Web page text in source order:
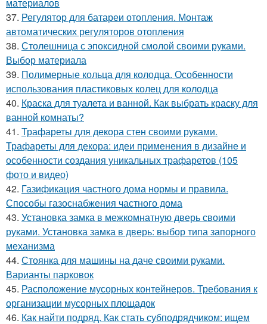
материалов
37. Регулятор для батареи отопления. Монтаж
автоматических регуляторов отопления
38. Столешница с эпоксидной смолой своими руками.
Выбор материала
39. Полимерные кольца для колодца. Особенности
использования пластиковых колец для колодца
40. Краска для туалета и ванной. Как выбрать краску для
ванной комнаты?
41. Трафареты для декора стен своими руками.
Трафареты для декора: идеи применения в дизайне и
особенности создания уникальных трафаретов (105
фото и видео)
42. Газификация частного дома нормы и правила.
Способы газоснабжения частного дома
43. Установка замка в межкомнатную дверь своими
руками. Установка замка в дверь: выбор типа запорного
механизма
44. Стоянка для машины на даче своими руками.
Варианты парковок
45. Расположение мусорных контейнеров. Требования к
организации мусорных площадок
46. Как найти подряд. Как стать субподрядчиком: ищем